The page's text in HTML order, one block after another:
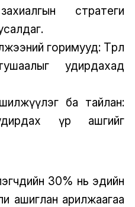
стратеги
горимууд: Төрөл
удирдахад
ба тайлан:
үр ашгийг
30% нь эдийн
ашиглан арилжаагаа